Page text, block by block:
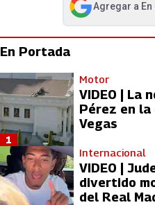
Agregar a
abre en nueva
En Portada
Motor
VIDEO | La
Pérez en la
Vegas
1
Internacional
VIDEO |
divertido
del Real